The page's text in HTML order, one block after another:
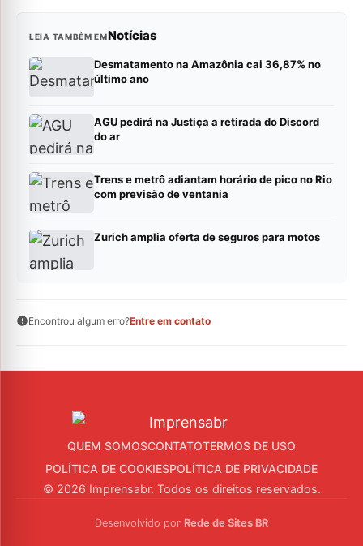
LEIA TAMBÉM EMNotícias
Desmatamento na Amazônia cai 36,87% no
último ano
AGU pedirá na Justiça a retirada do Discord
do ar
Trens e metrô adiantam horário de pico no Rio
com previsão de ventania
Zurich amplia oferta de seguros para motos
Encontrou algum erro?Entre em contato
QUEM SOMOSCONTATOTERMOS DE USO
POLÍTICA DE COOKIESPOLÍTICA DE PRIVACIDADE
© 2026 Imprensabr. Todos os direitos reservados.
Desenvolvido por Rede de Sites BR